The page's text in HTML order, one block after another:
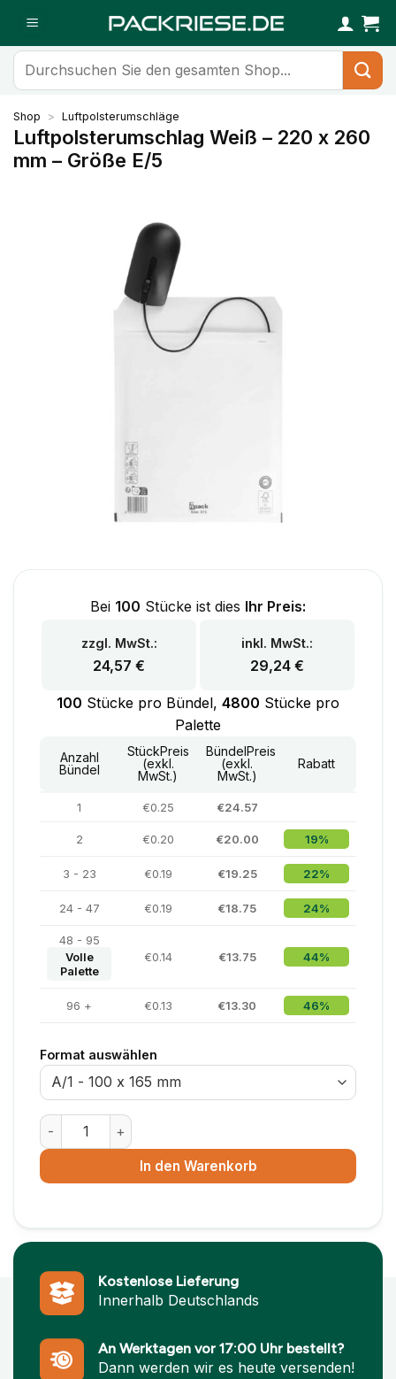
Inhalt
springen
Suchen
nach:
Shop > Luftpolsterumschläge
Luftpolsterumschlag Weiß – 220 x 260
mm – Größe E/5
Bei 100 Stücke ist dies Ihr Preis:
zzgl. MwSt.:
24,57 €
inkl. MwSt.:
29,24 €
100 Stücke pro Bündel, 4800 Stücke pro
Palette
Anzahl
Bündel
StückPreis
(exkl.
MwSt.)
BündelPreis
(exkl.
MwSt.)
Rabatt
1 €0.25 €24.57
2 €0.20 €20.00 19%
3 - 23 €0.19 €19.25 22%
24 - 47 €0.19 €18.75 24%
48 - 95
Volle
Palette
€0.14 €13.75 44%
96 + €0.13 €13.30 46%
Format auswählen
Luftpolsterumschlag Weiß - 220 x 260 mm - Größe E/5
In den Warenkorb
Kostenlose Lieferung
Innerhalb Deutschlands
An Werktagen vor 17:00 Uhr bestellt?
Dann werden wir es heute versenden!